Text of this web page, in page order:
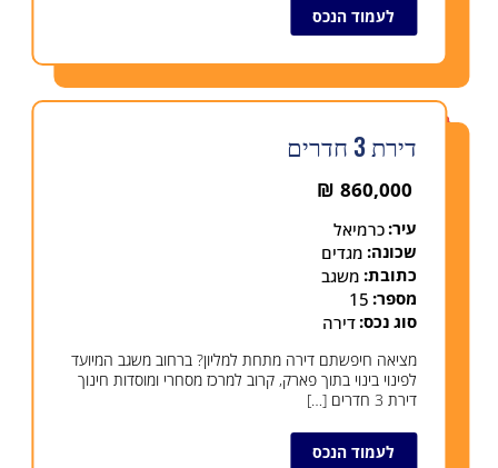
לעמוד הנכס
דירת 3 חדרים
860,000
₪
עיר: כרמיאל
שכונה: מגדים
כתובת: משגב
מספר: 15
סוג נכס: דירה
מציאה חיפשתם דירה מתחת למליון? ברחוב משגב המיועד
לפינוי בינוי בתוך פארק, קרוב למרכז מסחרי ומוסדות חינוך
דירת 3 חדרים […]
לעמוד הנכס